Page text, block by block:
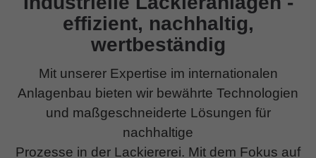
effizient, nachhaltig,
wertbeständig
Mit unserer Expertise im internationalen
Anlagenbau bieten wir bewährte Technologien
und maßgeschneiderte Lösungen für
nachhaltige
Prozesse in der Lackiererei. Mit dem Fokus auf